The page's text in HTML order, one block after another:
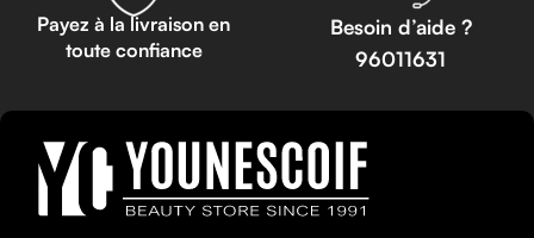
Payez à la livraison en
toute confiance
Besoin d’aide ?
96011631